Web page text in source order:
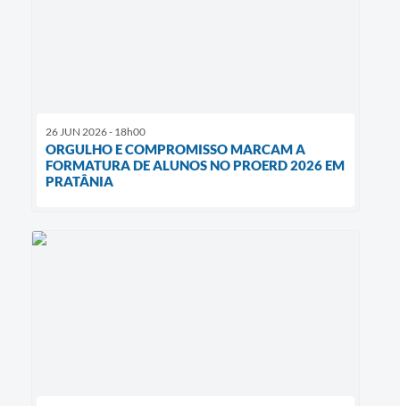
26 JUN 2026 - 18h00
ORGULHO E COMPROMISSO MARCAM A
FORMATURA DE ALUNOS NO PROERD 2026 EM
PRATÂNIA